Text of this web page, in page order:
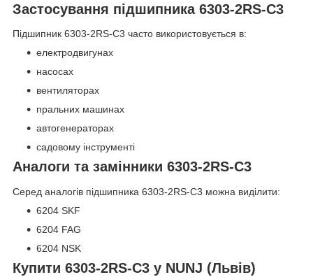
Застосування підшипника 6303-2RS-C3
Підшипник 6303-2RS-C3 часто використовується в:
електродвигунах
насосах
вентиляторах
пральних машинах
автогенераторах
садовому інструменті
Аналоги та замінники 6303-2RS-C3
Серед аналогів підшипника 6303-2RS-C3 можна виділити:
6204 SKF
6204 FAG
6204 NSK
Купити 6303-2RS-C3 у NUNJ (Львів)